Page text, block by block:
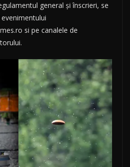
general și înscrieri, se
si pe canalele de